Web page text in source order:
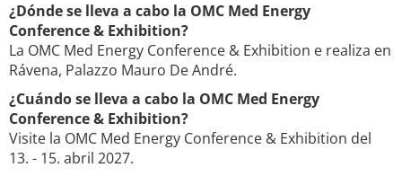
¿Dónde se lleva a cabo la OMC Med Energy
Conference & Exhibition?
La OMC Med Energy Conference & Exhibition e realiza en
Rávena, Palazzo Mauro De André.
¿Cuándo se lleva a cabo la OMC Med Energy
Conference & Exhibition?
Visite la OMC Med Energy Conference & Exhibition del
13. - 15. abril 2027.